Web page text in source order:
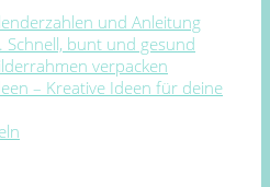
und Anleitung
Schnell, bunt und gesund
verpacken
– Kreative Ideen für deine